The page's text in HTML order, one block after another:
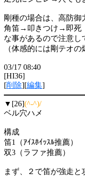
剛種の場合は、高防御
角笛→叩きつけ→即死
な事があるので注意し
（体感的には剛テオの
03/17 08:40
[HI36]
[削除][編集]
▼[26](^-^)/
ベル穴ハメ
構成
笛1（ｱｲｽﾎｲｯｽﾙ推薦）
双3（ラファ推薦）
まず、２で笛が強走と